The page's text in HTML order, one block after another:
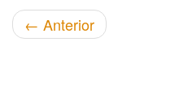
← Anterior